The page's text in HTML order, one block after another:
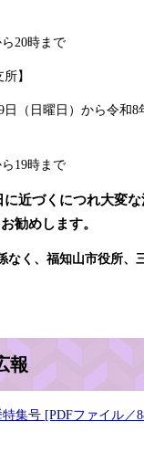
時まで
】
（日曜日）から令和8
時まで
近づくにつれ大変な
勧めします。
なく、福知山市役所、
報
集号 [PDFファイル／